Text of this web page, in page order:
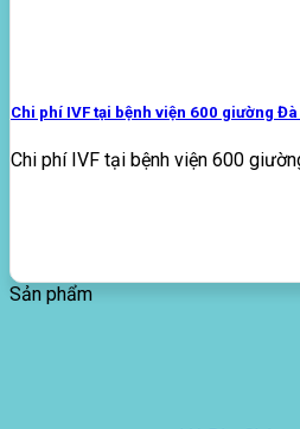
Chi phí IVF tại bệnh viện 600 giường Đà
Chi phí IVF tại bệnh viện 600
Sản phẩm